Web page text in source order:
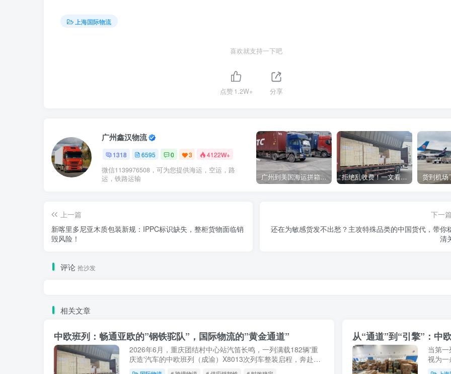
上海国际物流
喜欢就支持一下吧
点赞1.2W+ 分享
广州鑫汉物流
1318 6595 0 3 4122W+
微信1139976508，可为您提供海运，空运，路
运，铁路运输
广州到美国海运拼箱多少钱？2024年最新运费构成+隐藏费用避坑指南 拒绝乱收费！一文看懂中国货代计费套路，教你避开所有隐形坑
上一篇
新喀里多尼亚木质包装新规：IPPC标识缺失，整柜货物面临销
毁风险！
下一
还在为敏感货发不出愁？主攻特殊品类的中国货代，带你
清
评论 抢沙发
相关文章
中欧班列：畅通亚欧的”钢铁驼队”，国际物流的”黄金通道”
2026年6月，重庆团结村中心站汽笛长鸣，一列满载182辆'重
庆造'汽车的中欧班列（成渝）X8013次列车整装启程，奔赴俄
从“通道”到“引擎”：中
当第
视为一